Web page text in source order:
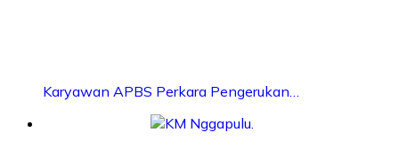
Karyawan APBS Perkara Pengerukan…